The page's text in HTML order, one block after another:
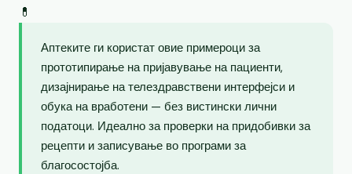
💊
Аптеките ги користат овие примероци за
прототипирање на пријавување на пациенти,
дизајнирање на телездравствени интерфејси и
обука на вработени — без вистински лични
податоци. Идеално за проверки на придобивки за
рецепти и записување во програми за
благосостојба.